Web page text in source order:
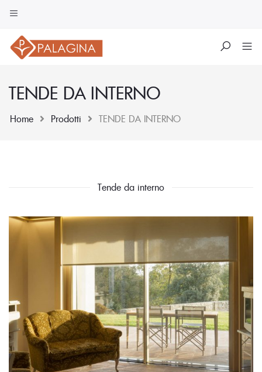
TENDE DA INTERNO
Home Prodotti TENDE DA INTERNO
Tende da interno